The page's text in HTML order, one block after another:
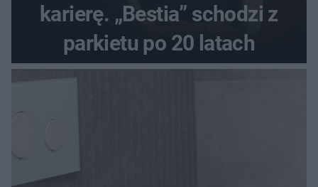
karierę. „Bestia” schodzi z
parkietu po 20 latach